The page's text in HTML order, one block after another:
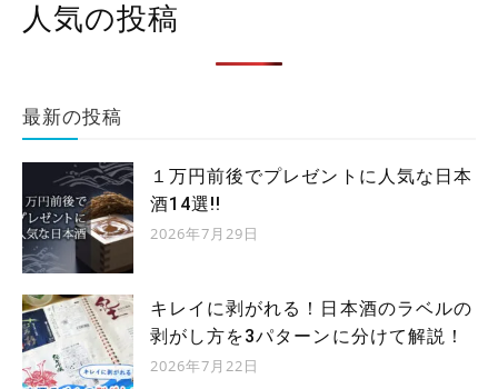
人気の投稿
最新の投稿
１万円前後でプレゼントに人気な日本
酒14選!!
2026年7月29日
キレイに剥がれる！日本酒のラベルの
剥がし方を3パターンに分けて解説！
2026年7月22日